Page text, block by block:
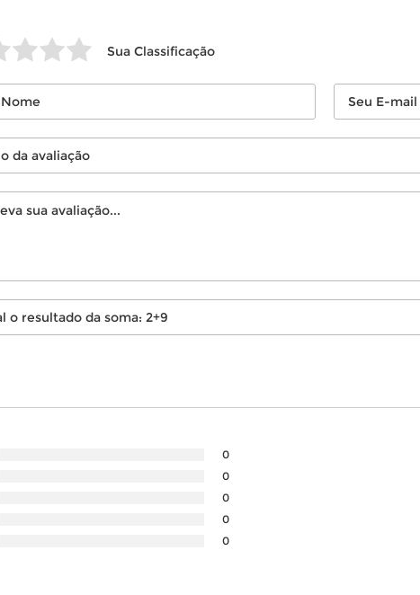
caso seu produto esteja sem uso.
revisar aspolíticas de devolução.
Sua Classificação
0
0
0
0
0